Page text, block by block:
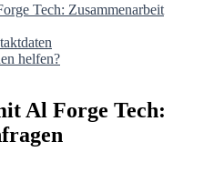
Tech: Zusammenarbeit
helfen?
Al Forge Tech: